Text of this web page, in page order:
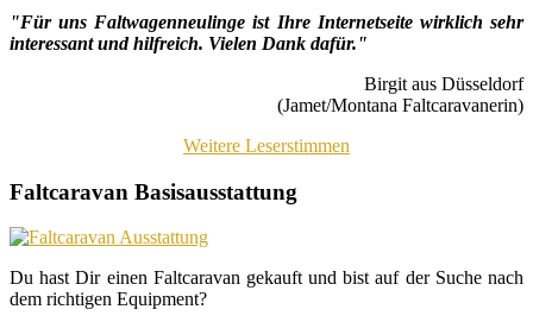
"Für uns Faltwagenneulinge ist Ihre Internetseite wirklich sehr
interessant und hilfreich. Vielen Dank dafür."
Birgit aus Düsseldorf
(Jamet/Montana Faltcaravanerin)
Weitere Leserstimmen
Faltcaravan Basisausstattung
Du hast Dir einen Faltcaravan gekauft und bist auf der Suche nach
dem richtigen Equipment?